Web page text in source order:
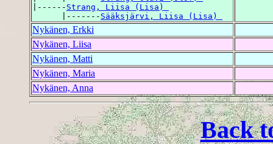
|------ Strang, Liisa (Lisa)
      |-------
Sääksjärvi, Liisa (Lisa)
Nykänen, Erkki
Nykänen, Liisa
Nykänen, Matti
Nykänen, Maria
Nykänen, Anna
Back